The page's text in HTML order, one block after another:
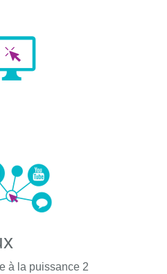
à la puissance 2